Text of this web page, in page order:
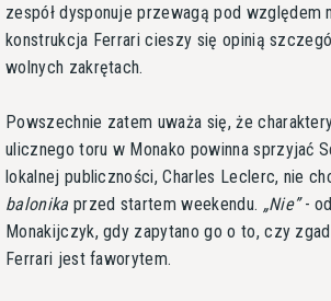
zespół dysponuje przewagą pod względem
konstrukcja Ferrari cieszy się opinią
wolnych zakrętach.
Powszechnie zatem uważa się, że
ulicznego toru w Monako powinna sprzyjać
lokalnej publiczności, Charles Leclerc, nie
balonikaprzed startem weekendu. Nie -
Monakijczyk, gdy zapytano go o to, czy
Ferrari jest faworytem.